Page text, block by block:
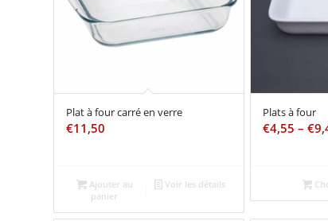
Plat à four carré en verre
€11,50
Ajouter au
panier
Voir les détails
Plats à four
€4,55 –€